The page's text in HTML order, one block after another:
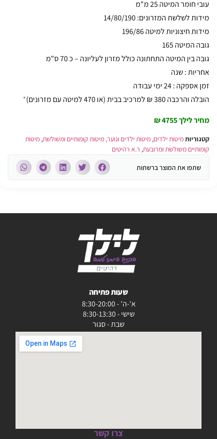
עובי חומר המיטה 25 מ"מ
מידות לשלשת המזרונים: 14/80/190
מידות חיצוניות למיטה 196/86
גובה המיטה 165
גובה בין המיטה התחתונה כולל מזרון לעליונה – כ 70 ס"מ
אחריות : שנה
זמן אספקה : 24 ימי עבודה
הובלה והרכבה 380 ₪ למרכיב בבית (או 470 למיטה עם מזרונים)
*
מחיר לילך 4755 ₪
קטגוריותמיטות ילדים, מיטות ילדים ונוער, מיטות קומותיים ומשולשת, מיטות
קומותיים משולשת ומרובעת, ר.א רהיטים
שתפו את המוצר ברשתות
שעות פתיחה
א'-ה' - 8:30-20:00
שישי - 8:30-13:30
שבת - סגור
צרו קשר